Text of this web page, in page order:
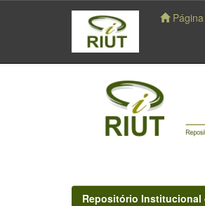
navigation
Página
Repositório Institucional